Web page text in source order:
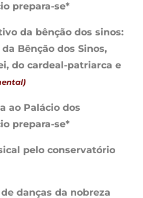
prepara-se*
da bênção dos sinos:
Bênção dos Sinos,
do cardeal-patriarca e
ao Palácio dos
prepara-se*
pelo conservatório
danças da nobreza